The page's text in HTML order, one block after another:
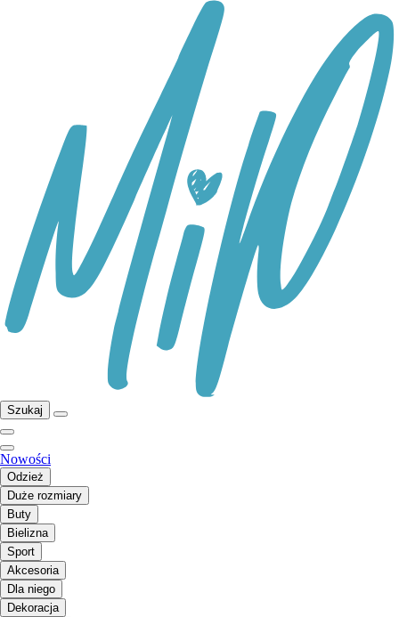
Szukaj
Nowości
Odzież
Duże rozmiary
Buty
Bielizna
Sport
Akcesoria
Dla niego
Dekoracja